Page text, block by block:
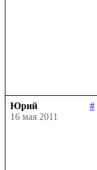
Юрий
#
16 мая 2011